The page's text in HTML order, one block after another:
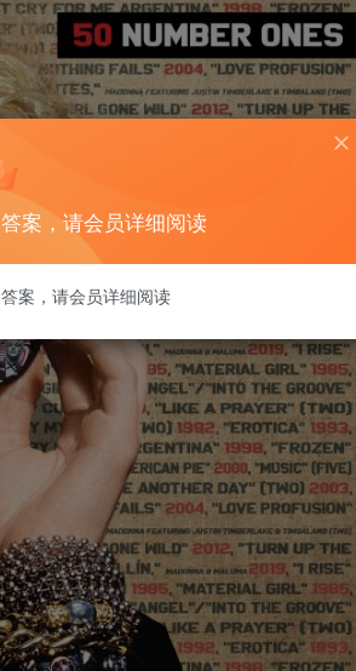
案，请会员详细阅读
案，请会员详细阅读